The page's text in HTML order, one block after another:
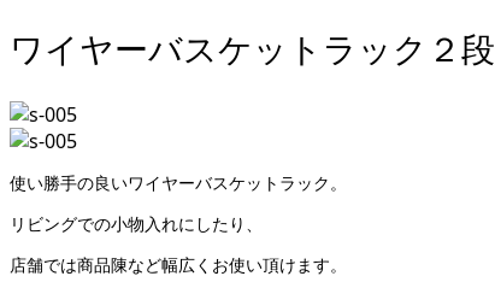
ワイヤーバスケットラック２段
使い勝手の良いワイヤーバスケットラック。
リビングでの小物入れにしたり、
店舗では商品陳など幅広くお使い頂けます。